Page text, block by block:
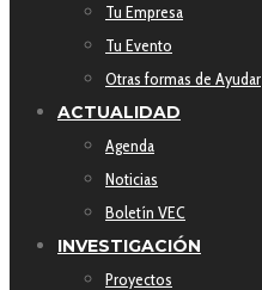
Tu Empresa
Tu Evento
Otras formas de Ayudar
ACTUALIDAD
Agenda
Noticias
Boletín VEC
INVESTIGACIÓN
Proyectos